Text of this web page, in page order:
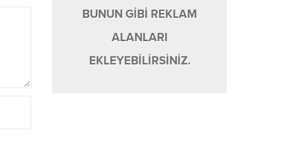
BUNUN GİBİ REKLAM
ALANLARI
EKLEYEBİLİRSİNİZ.